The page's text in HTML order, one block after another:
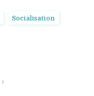
Socialisation